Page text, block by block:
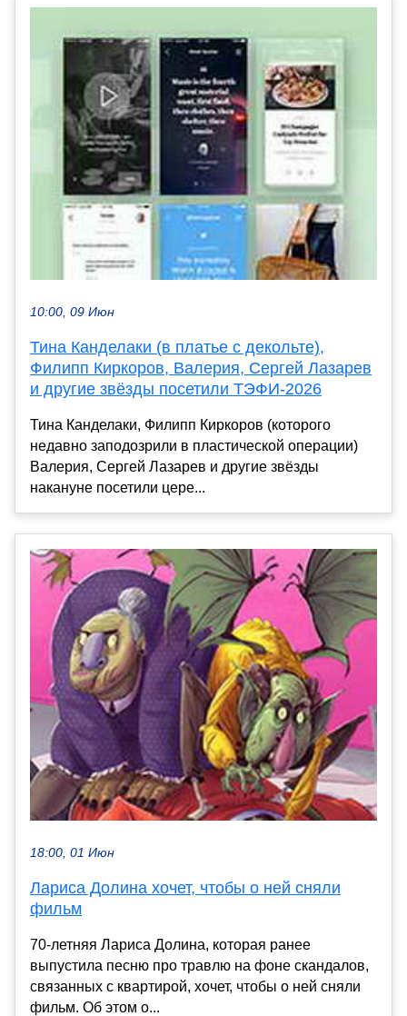
10:00, 09 Июн
Тина Канделаки (в платье с декольте),
Филипп Киркоров, Валерия, Сергей Лазарев
и другие звёзды посетили ТЭФИ-2026
Тина Канделаки, Филипп Киркоров (которого
недавно заподозрили в пластической операции)
Валерия, Сергей Лазарев и другие звёзды
накануне посетили цере...
18:00, 01 Июн
Лариса Долина хочет, чтобы о ней сняли
фильм
70-летняя Лариса Долина, которая ранее
выпустила песню про травлю на фоне скандалов,
связанных с квартирой, хочет, чтобы о ней сняли
фильм. Об этом о...